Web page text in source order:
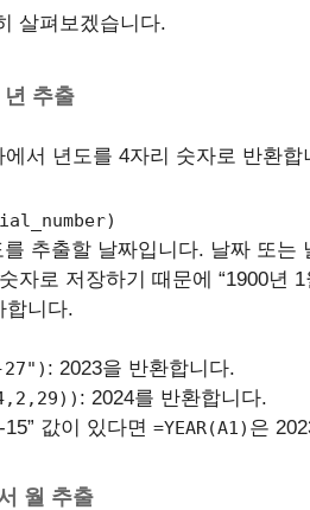
살펴보겠습니다.
추출
서 년도를 4자리 숫자로 반환합
를 추출할 날짜입니다. 날짜 또는
자로 저장하기 때문에 “1900년
합니다.
27") : 2023을 반환합니다.
: 2024를 반환합니다.
값이 있다면 =YEAR(A1) 은
월 추출